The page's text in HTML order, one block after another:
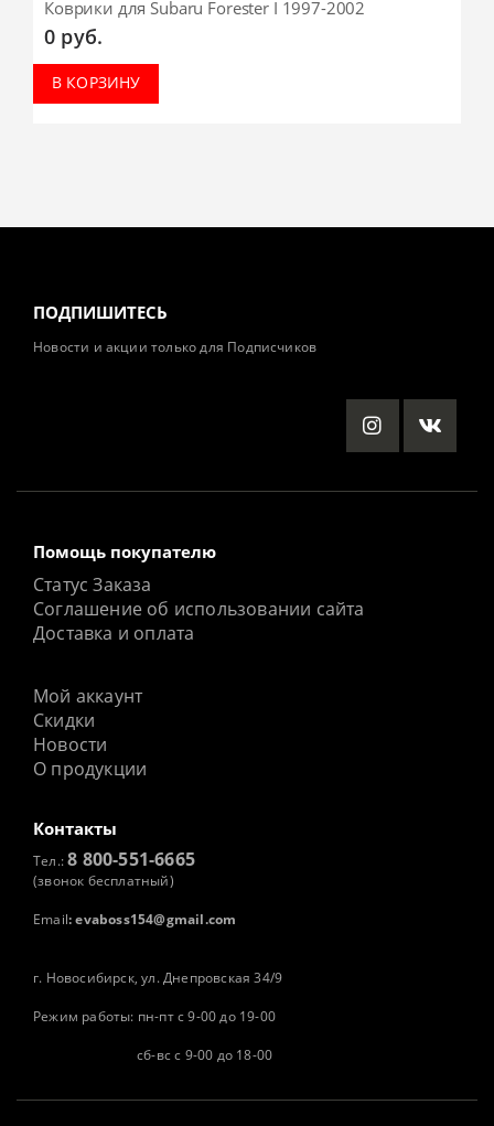
Коврики для Subaru Forester I 1997-2002
0 руб.
В КОРЗИНУ
ПОДПИШИТЕСЬ
Новости и акции только для Подписчиков
Помощь покупателю
Статус Заказа
Соглашение об использовании сайта
Доставка и оплата
Мой аккаунт
Скидки
Новости
О продукции
Контакты
Тел.:8 800-551-6665
(звонок бесплатный)
Email: evaboss154@gmail.com
г. Новосибирск, ул. Днепровская 34/9
Режим работы: пн-пт с 9-00 до 19-00
сб-вс с 9-00 до 18-00